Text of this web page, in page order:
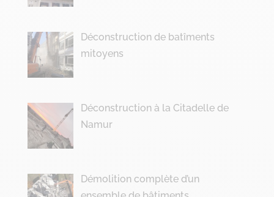
Déconstruction de batîments
mitoyens
Déconstruction à la Citadelle de
Namur
Démolition complète d’un